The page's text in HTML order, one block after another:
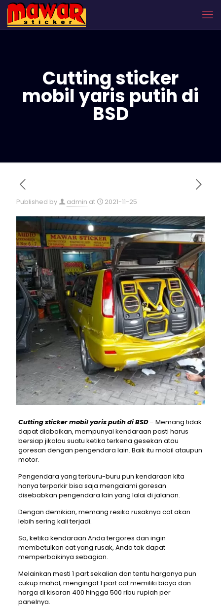
Cutting sticker
mobil yaris putih di
BSD
Published by admin at 2021-11-25
Cutting sticker mobil yaris putih di BSD– Memang tidak
dapat diabaikan, mempunyai kendaraan pasti harus
bersiap jikalau suatu ketika terkena gesekan atau
goresan dengan pengendara lain. Baik itu mobil ataupun
motor.
Pengendara yang terburu-buru pun kendaraan kita
hanya terparkir bisa saja mengalami goresan
disebabkan pengendara lain yang lalai di jalanan.
Dengan demikian, memang resiko rusaknya cat akan
lebih sering kali terjadi.
So, ketika kendaraan Anda tergores dan ingin
membetulkan cat yang rusak, Anda tak dapat
memperbaikinya sebagian.
Melainkan mesti 1 part sekalian dan tentu harganya pun
cukup mahal, mengingat 1 part cat memiliki biaya dan
harga di kisaran 400 hingga 500 ribu rupiah per
panelnya.